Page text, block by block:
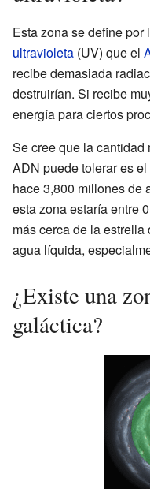
Esta zona se define por
ultravioleta (UV) que el
recibe demasiada
destruirían. Si recibe
energía para ciertos
Se cree que la
ADN puede tolerar es
hace 3,800 millones de
esta zona estaría entre
más cerca de la
agua líquida,
¿Existe una
galáctica?